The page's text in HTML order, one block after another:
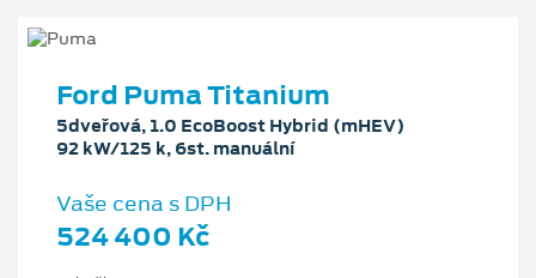
Ford Puma Titanium
5dveřová, 1.0 EcoBoost Hybrid (mHEV)
92 kW/125 k, 6st. manuální
Vaše cena s DPH
524 400 Kč